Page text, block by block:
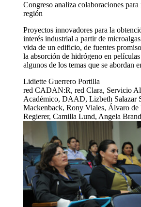
Congreso analiza colaboraciones
región
Proyectos innovadores para la
interés industrial a partir de
vida de un edificio, de fuentes
la absorción de hidrógeno en
algunos de los temas que se abordan
Lidiette Guerrero Portilla
red CADAN:R, red Clara, Servicio
Académico, DAAD, Lizbeth Salazar
Mackenback, Rony Viales, Álvaro de
Regierer, Camilla Lund, Angela Brand